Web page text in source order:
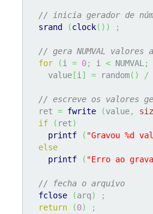
// inicia gerador de
srand
(clock( ) ) ;
// gera NUMVAL
for
(i = 0; i < NUMVAL ;
    value
[i ] = random( ) /
// escreve os valores
  ret
= fwrite (value,
if
( ret)
printf
( "Gravou %d
else
printf
( "Erro ao
// fecha o arquivo
fclose
(arq)
;
return
(0)
;